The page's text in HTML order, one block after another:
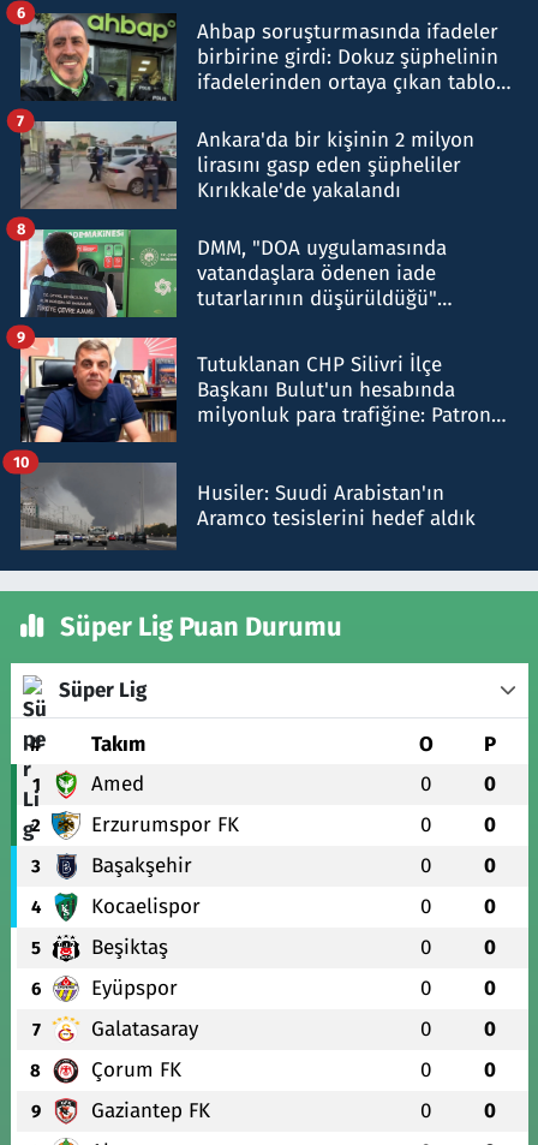
Ahbap soruşturmasında ifadeler
birbirine girdi: Dokuz şüphelinin
ifadelerinden ortaya çıkan tablo
6
Ankara'da bir kişinin 2 milyon
lirasını gasp eden şüpheliler
Kırıkkale'de yakalandı
7
DMM, "DOA uygulamasında
vatandaşlara ödenen iade
tutarlarının düşürüldüğü"
8
Tutuklanan CHP Silivri İlçe
Başkanı Bulut'un hesabında
milyonluk para trafiğine: Patron
9
Husiler: Suudi Arabistan'ın
Aramco tesislerini hedef aldık
10
Süper Lig Puan Durumu
Süper Lig
# Takım O P
1 Amed 0 0
2 Erzurumspor FK 0 0
3 Başakşehir 0 0
4 Kocaelispor 0 0
5 Beşiktaş 0 0
6 Eyüpspor 0 0
7 Galatasaray 0 0
8 Çorum FK 0 0
9 Gaziantep FK 0 0